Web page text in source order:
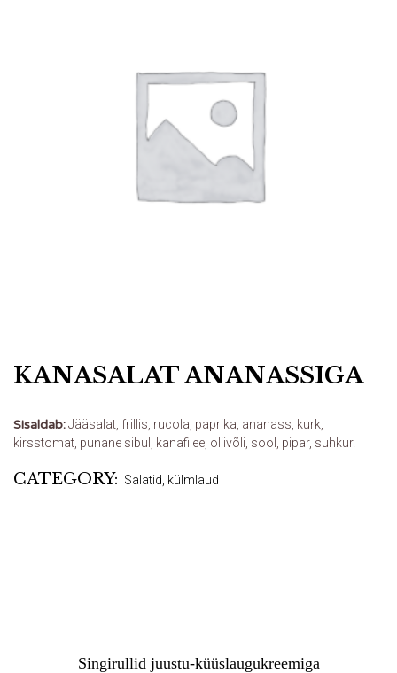
KANASALAT ANANASSIGA
Sisaldab:Jääsalat, frillis, rucola, paprika, ananass, kurk,
kirsstomat, punane sibul, kanafilee, oliivõli, sool, pipar, suhkur.
CATEGORY: Salatid, külmlaud
Singirullid juustu-küüslaugukreemiga